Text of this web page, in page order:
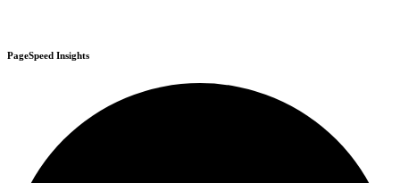
PageSpeed Insights